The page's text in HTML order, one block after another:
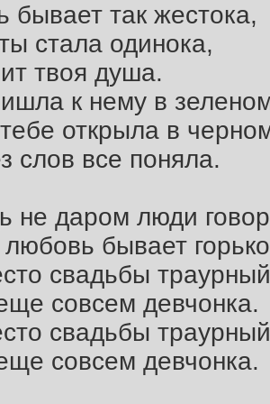
бывает так жестока,
стала одинока,
твоя душа.
к нему в
открыла в
слов все поняла.
не даром люди
бывает
свадьбы
совсем девчонка.
свадьбы
совсем девчонка.